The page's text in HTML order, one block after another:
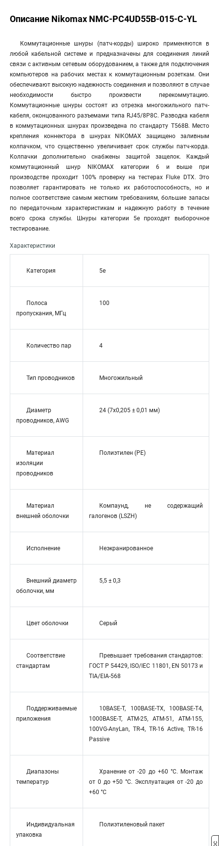
Описание Nikomax NMC-PC4UD55B-015-C-YL
Коммутационные шнуры (патч-корды) широко применяются в
любой кабельной системе и предназначены для соединения линий
связи с активным сетевым оборудованием, а также для подключения
компьютеров на рабочих местах к коммутационным розеткам. Они
обеспечивают высокую надежность соединения и позволяют в случае
необходимости быстро произвести перекоммутацию.
Коммутационные шнуры состоят из отрезка многожильного патч-
кабеля, оконцованного разъемами типа RJ45/8P8C. Разводка кабеля
в коммутационных шнурах произведена по стандарту T568B. Место
крепления коннектора в шнурах NIKOMAX защищено заливным
колпачком, что существенно увеличивает срок службы патч-корда.
Колпачки дополнительно снабжены защитой защелок. Каждый
коммутационный шнур NIKOMAX категории 6 и выше при
производстве проходит 100% проверку на тестерах Fluke DTX. Это
позволяет гарантировать не только их работоспособность, но и
полное соответствие самым жестким требованиям, большие запасы
по передаточным характеристикам и надежную работу в течение
всего срока службы. Шнуры категории 5е проходят выборочное
тестирование.
Характеристики
Категория 5e
Полоса
пропускания, МГц
100
Количество пар 4
Тип проводников Многожильный
Диаметр
проводников, AWG
24 (7x0,205 ± 0,01 мм)
Материал
изоляции
проводников
Полиэтилен (PE)
Материал
внешней оболочки
Компаунд, не содержащий
галогенов (LSZH)
Исполнение Неэкранированное
Внешний диаметр
оболочки, мм
5,5 ± 0,3
Цвет оболочки Серый
Соответствие
стандартам
Превышает требования стандартов:
ГОСТ Р 54429, ISO/IEC 11801, EN 50173 и
TIA/EIA-568
Поддерживаемые
приложения
10BASE-T, 100BASE-TX, 100BASE-T4,
1000BASE-T, ATM-25, ATM-51, ATM-155,
100VG-AnyLan, TR-4, TR-16 Active, TR-16
Passive
Диапазоны
температур
Хранение от -20 до +60 °C. Монтаж
от 0 до +50 °C. Эксплуатация от -20 до
+60 °C
Индивидуальная
упаковка
Полиэтиленовый пакет